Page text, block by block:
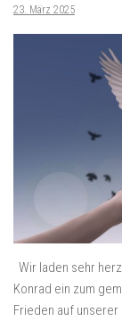
23. März 2025
Wir laden sehr
Konrad ein zum
Frieden auf